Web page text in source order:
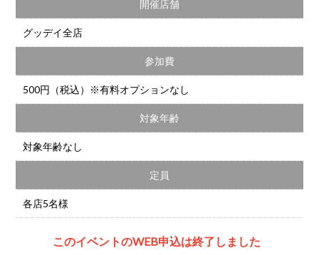
開催店舗
グッデイ全店
参加費
500円（税込）※有料オプションなし
対象年齢
対象年齢なし
定員
各店5名様
このイベントのWEB申込は終了しました